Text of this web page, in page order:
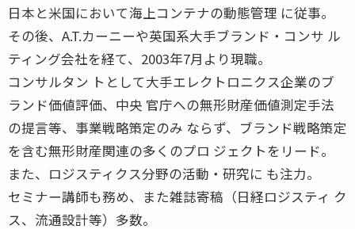
日本と米国において海上コンテナの動態管理 に従事。
その後、A.T.カーニーや英国系大手ブランド・コンサ ル
ティング会社を経て、2003年7月より現職。
コンサルタン トとして大手エレクトロニクス企業のブ
ランド価値評価、中央 官庁への無形財産価値測定手法
の提言等、事業戦略策定のみ ならず、ブランド戦略策定
を含む無形財産関連の多くのプロ ジェクトをリード。
また、ロジスティクス分野の活動・研究に も注力。
セミナー講師も務め、また雑誌寄稿（日経ロジスティ ク
ス、流通設計等）多数。